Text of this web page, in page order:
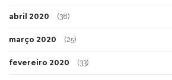
abril 2020 (38)
março 2020 (25)
fevereiro 2020 (33)